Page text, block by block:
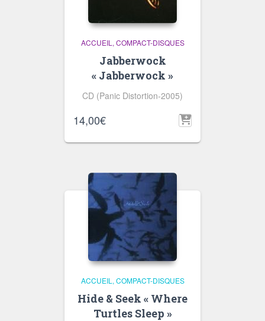
ACCUEIL COMPACT-DISQUES
Jabberwock
« Jabberwock »
CD (Panic Distortion-2005)
14,00€
ACCUEIL COMPACT-DISQUES
Hide & Seek « Where
Turtles Sleep »